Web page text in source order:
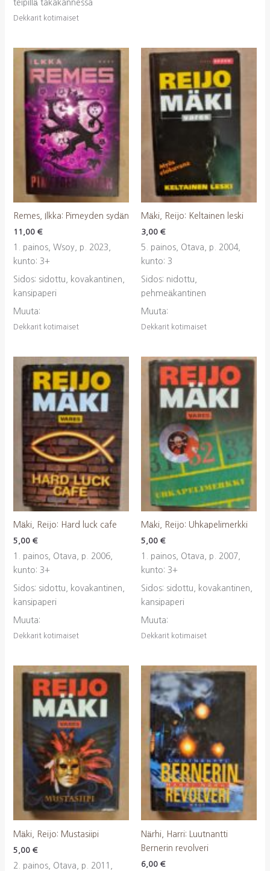
teipillä takakannessa
Dekkarit kotimaiset
Remes, Ilkka: Pimeyden sydän
11,00 €
1. painos, Wsoy, p. 2023,
kunto: 3+
Sidos: sidottu, kovakantinen,
kansipaperi
Muuta:
Dekkarit kotimaiset
Mäki, Reijo: Keltainen leski
3,00 €
5. painos, Otava, p. 2004,
kunto: 3
Sidos: nidottu,
pehmeäkantinen
Muuta:
Dekkarit kotimaiset
Mäki, Reijo: Hard luck cafe
5,00 €
1. painos, Otava, p. 2006,
kunto: 3+
Sidos: sidottu, kovakantinen,
kansipaperi
Muuta:
Dekkarit kotimaiset
Mäki, Reijo: Uhkapelimerkki
5,00 €
1. painos, Otava, p. 2007,
kunto: 3+
Sidos: sidottu, kovakantinen,
kansipaperi
Muuta:
Dekkarit kotimaiset
Mäki, Reijo: Mustasiipi
5,00 €
2. painos, Otava, p. 2011,
Närhi, Harri: Luutnantti
Bernerin revolveri
6,00 €